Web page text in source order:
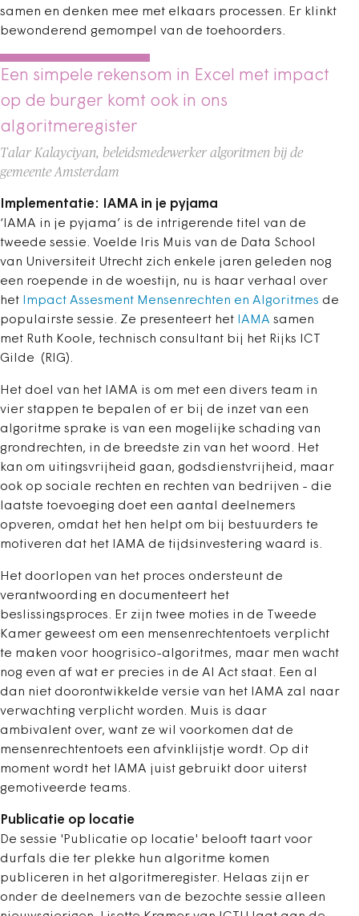
samen en denken mee met elkaars processen. Er klinkt
bewonderend gemompel van de toehoorders.
Een simpele rekensom in Excel met impact
op de burger komt ook in ons
algoritmeregister
Talar Kalayciyan, beleidsmedewerker algoritmen bij de
gemeente Amsterdam
Implementatie: IAMA in je pyjama
‘IAMA in je pyjama’ is de intrigerende titel van de
tweede sessie. Voelde Iris Muis van de Data School
van Universiteit Utrecht zich enkele jaren geleden nog
een roepende in de woestijn, nu is haar verhaal over
het
Impact Assesment Mensenrechten en Algoritmes de
populairste sessie. Ze presenteert het IAMA samen
met Ruth Koole, technisch consultant bij het Rijks ICT
Gilde (RIG).
Het doel van het IAMA is om met een divers team in
vier stappen te bepalen of er bij de inzet van een
algoritme sprake is van een mogelijke schading van
grondrechten, in de breedste zin van het woord. Het
kan om uitingsvrijheid gaan, godsdienstvrijheid, maar
ook op sociale rechten en rechten van bedrijven - die
laatste toevoeging doet een aantal deelnemers
opveren, omdat het hen helpt om bij bestuurders te
motiveren dat het IAMA de tijdsinvestering waard is.
Het doorlopen van het proces ondersteunt de
verantwoording en documenteert het
beslissingsproces. Er zijn twee moties in de Tweede
Kamer geweest om een mensenrechtentoets verplicht
te maken voor hoogrisico-algoritmes, maar men wacht
nog even af wat er precies in de AI Act staat. Een al
dan niet doorontwikkelde versie van het IAMA zal naar
verwachting verplicht worden. Muis is daar
ambivalent over, want ze wil voorkomen dat de
mensenrechtentoets een afvinklijstje wordt. Op dit
moment wordt het IAMA juist gebruikt door uiterst
gemotiveerde teams.
Publicatie op locatie
De sessie 'Publicatie op locatie' belooft taart voor
durfals die ter plekke hun algoritme komen
publiceren in het algoritmeregister. Helaas zijn er
onder de deelnemers van de bezochte sessie alleen